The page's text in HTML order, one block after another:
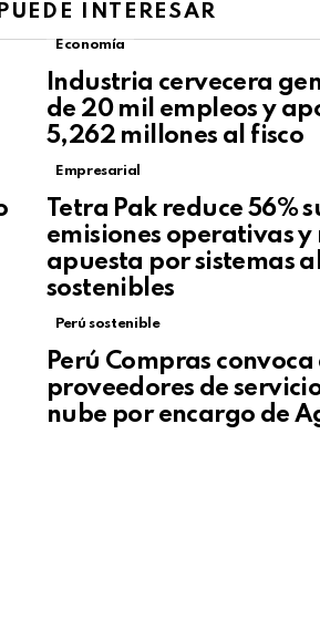
INTERESAR
Economía
Industria cervecera
de 20 mil empleos y
5,262 millones al fisco
Empresarial
Tetra Pak reduce 56%
emisiones operativas y
apuesta por sistemas
sostenibles
Perú sostenible
Perú Compras convoca
proveedores de
nube por encargo de